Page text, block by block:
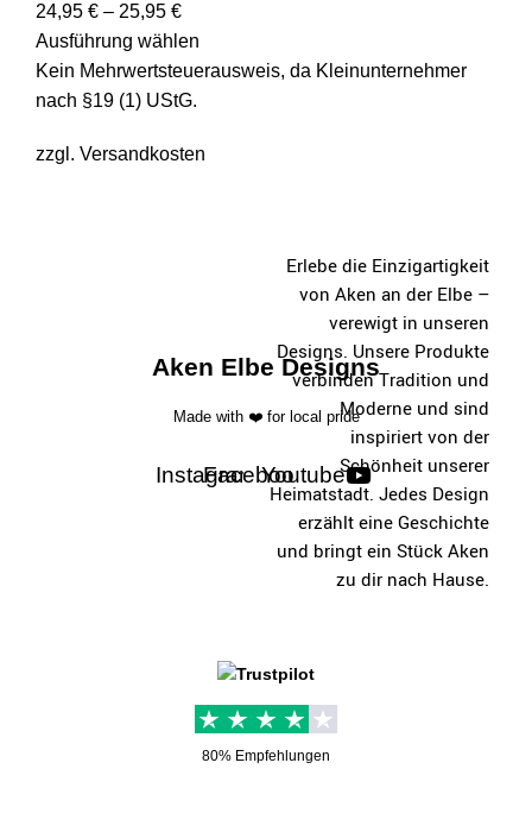
24,95 € – 25,95 €
Ausführung wählen
Kein Mehrwertsteuerausweis, da Kleinunternehmer
nach §19 (1) UStG.
zzgl. Versandkosten
Aken Elbe Designs
Made with ❤️ for local pride
Instagram
Facebook
Youtube
Erlebe die Einzigartigkeit
von Aken an der Elbe –
verewigt in unseren
Designs. Unsere Produkte
verbinden Tradition und
Moderne und sind
inspiriert von der
Schönheit unserer
Heimatstadt. Jedes Design
erzählt eine Geschichte
und bringt ein Stück Aken
zu dir nach Hause.
80% Empfehlungen